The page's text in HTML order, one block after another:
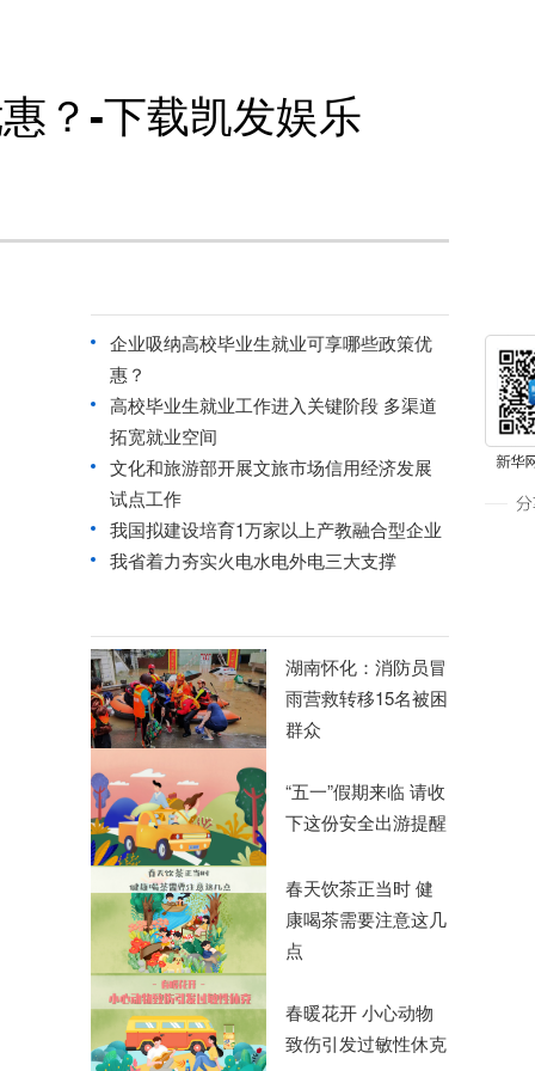
？-下载凯发娱乐
企业吸纳高校毕业生就业可享哪些政策优
惠？
高校毕业生就业工作进入关键阶段 多渠道
拓宽就业空间
文化和旅游部开展文旅市场信用经济发展
试点工作
我国拟建设培育1万家以上产教融合型企业
我省着力夯实火电水电外电三大支撑
湖南怀化：消防员冒
雨营救转移15名被困
群众
“五一”假期来临 请收
下这份安全出游提醒
春天饮茶正当时 健
康喝茶需要注意这几
点
春暖花开 小心动物
致伤引发过敏性休克